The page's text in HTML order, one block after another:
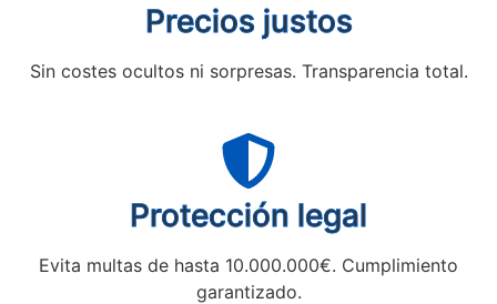
Precios justos
Sin costes ocultos ni sorpresas. Transparencia total.
Protección legal
Evita multas de hasta 10.000.000€. Cumplimiento
garantizado.